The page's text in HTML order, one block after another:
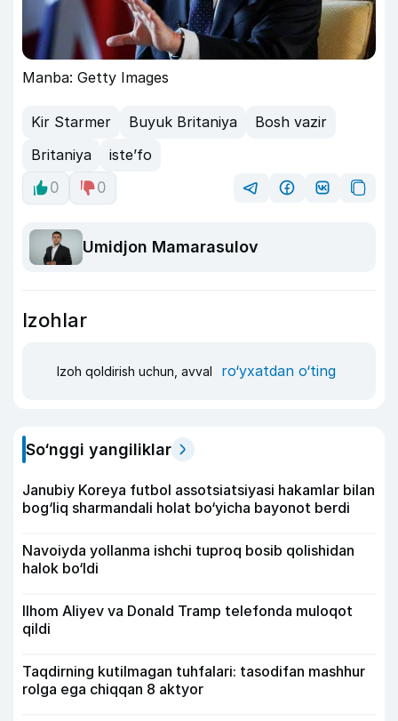
Manba: Getty Images
Kir Starmer Buyuk Britaniya
Bosh vazir
Britaniya
iste’fo
0
0
Umidjon Mamarasulov
Izohlar
Izoh qoldirish uchun, avval ro‘yxatdan o‘ting
So‘nggi yangiliklar
Janubiy Koreya futbol assotsiatsiyasi hakamlar bilan
bog‘liq sharmandali holat bo‘yicha bayonot berdi
Navoiyda yollanma ishchi tuproq bosib qolishidan
halok bo‘ldi
Ilhom Aliyev va Donald Tramp telefonda muloqot
qildi
Taqdirning kutilmagan tuhfalari: tasodifan mashhur
rolga ega chiqqan 8 aktyor